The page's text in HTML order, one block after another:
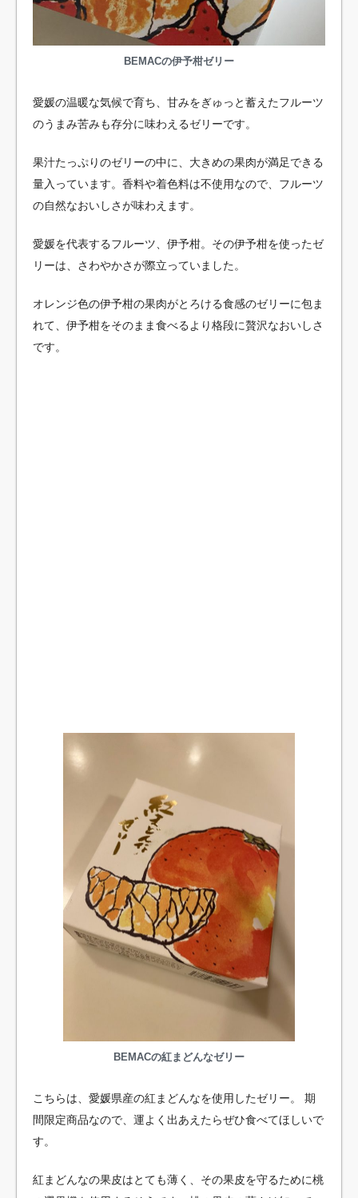
BEMACの伊予柑ゼリー
愛媛の温暖な気候で育ち、甘みをぎゅっと蓄えたフルーツ
のうまみ苦みも存分に味わえるゼリーです。
果汁たっぷりのゼリーの中に、大きめの果肉が満足できる
量入っています。香料や着色料は不使用なので、フルーツ
の自然なおいしさが味わえます。
愛媛を代表するフルーツ、伊予柑。その伊予柑を使ったゼ
リーは、さわやかさが際立っていました。
オレンジ色の伊予柑の果肉がとろける食感のゼリーに包ま
れて、伊予柑をそのまま食べるより格段に贅沢なおいしさ
です。
BEMACの紅まどんなゼリー
こちらは、愛媛県産の紅まどんなを使用したゼリー。 期
間限定商品なので、運よく出あえたらぜひ食べてほしいで
す。
紅まどんなの果皮はとても薄く、その果皮を守るために桃